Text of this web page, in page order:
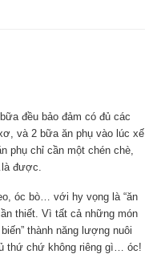
đều bảo đảm có đủ các
và 2 bữa ăn phụ vào lúc xế
phụ chỉ cần một chén chè,
được.
óc bò… với hy vọng là “ăn
thiết. Vì tất cả những món
thành năng lượng nuôi
thứ chứ không riêng gì… óc!